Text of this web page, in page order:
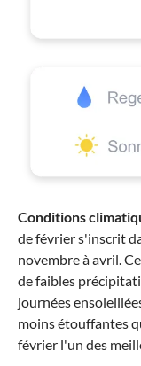
Conditions
de février s'inscrit
novembre à avril.
de faibles
journées
moins étouffantes
février l'un des